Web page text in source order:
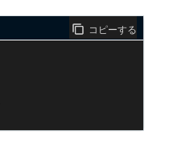
コピーする